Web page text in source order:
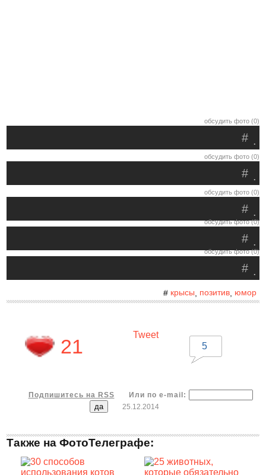
обсудить фото (0)
.
#
обсудить фото (0)
.
#
обсудить фото (0)
.
#
обсудить фото (0)
.
#
обсудить фото (0)
.
#
# крысы позитив, юмор
21
Tweet
5
Подпишитесь на RSS
Или по e-mail:
25.12.2014
Также на ФотоТелеграфе: